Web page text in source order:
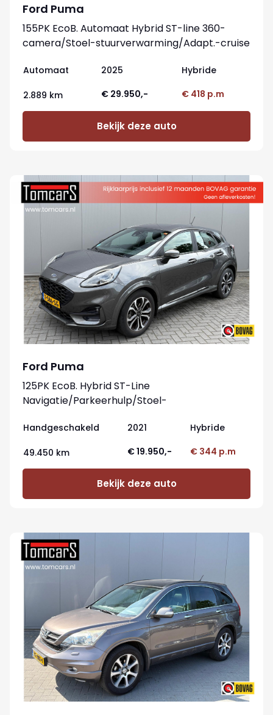
Ford Puma
155PK EcoB. Automaat Hybrid ST-line 360-
camera/Stoel-stuurverwarming/Adapt.-cruise
Automaat 2025 Hybride
2.889 km € 29.950,- € 418 p.m
Bekijk deze auto
Ford Puma
125PK EcoB. Hybrid ST-Line
Navigatie/Parkeerhulp/Stoel-
Handgeschakeld 2021 Hybride
49.450 km € 19.950,- € 344 p.m
Bekijk deze auto